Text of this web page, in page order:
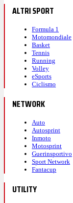
ALTRI SPORT
Formula 1
Motomondiale
Basket
Tennis
Running
Volley
eSports
Ciclismo
NETWORK
Auto
Autosprint
Inmoto
Motosprint
Guerinsportivo
Sport Network
Fantacup
UTILITY